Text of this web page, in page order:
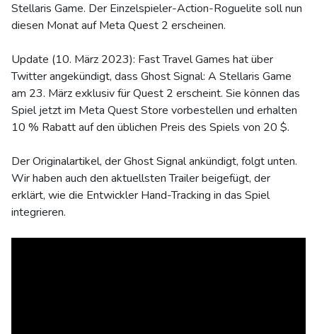
Stellaris Game. Der Einzelspieler-Action-Roguelite soll nun
diesen Monat auf Meta Quest 2 erscheinen.
Update (10. März 2023): Fast Travel Games hat über
Twitter angekündigt, dass Ghost Signal: A Stellaris Game
am 23. März exklusiv für Quest 2 erscheint. Sie können das
Spiel jetzt im Meta Quest Store vorbestellen und erhalten
10 % Rabatt auf den üblichen Preis des Spiels von 20 $.
Der Originalartikel, der Ghost Signal ankündigt, folgt unten.
Wir haben auch den aktuellsten Trailer beigefügt, der
erklärt, wie die Entwickler Hand-Tracking in das Spiel
integrieren.